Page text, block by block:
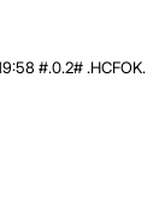
#.0.2# .HCFOK.